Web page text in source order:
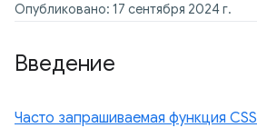
Опубликовано: 17 сентября 2024 г.
Введение
Часто запрашиваемая функция CSS